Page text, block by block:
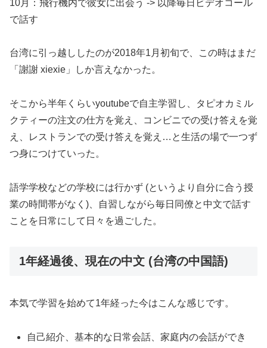
10月：飛行機内で彼女に出会う -> 以降毎日ビデオコール
で話す
台湾に引っ越ししたのが2018年1月初旬で、この時はまだ
「謝謝 xiexie」しか言えなかった。
そこから半年くらいyoutubeで自主学習し、タピオカミル
クティーの注文の仕方を覚え、コンビニでの受け答えを覚
え、レストランでの受け答えを覚え…と生活の場で一つず
つ身につけていった。
語学学校などの学校には行かず (というより自分に合う授
業の時間帯がなく)、自習しながら毎日同僚と中文で話す
ことを日常にして日々を過ごした。
1年経過後、現在の中文 (台湾の中国語)
本気で学習を始めて1年経った今はこんな感じです。
自己紹介、基本的な日常会話、家庭内の会話ができ